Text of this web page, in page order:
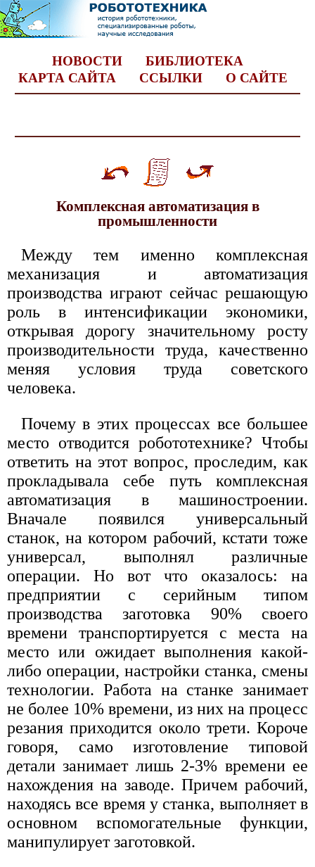
НОВОСТИ
БИБЛИОТЕКА
КАРТА САЙТА
ССЫЛКИ О САЙТЕ
Комплексная автоматизация в
промышленности
Между тем именно комплексная
механизация и автоматизация
производства играют сейчас решающую
роль в интенсификации экономики,
открывая дорогу значительному росту
производительности труда, качественно
меняя условия труда советского
человека.
Почему в этих процессах все большее
место отводится робототехнике? Чтобы
ответить на этот вопрос, проследим, как
прокладывала себе путь комплексная
автоматизация в машиностроении.
Вначале появился универсальный
станок, на котором рабочий, кстати тоже
универсал, выполнял различные
операции. Но вот что оказалось: на
предприятии с серийным типом
производства заготовка 90% своего
времени транспортируется с места на
место или ожидает выполнения какой-
либо операции, настройки станка, смены
технологии. Работа на станке занимает
не более 10% времени, из них на процесс
резания приходится около трети. Короче
говоря, само изготовление типовой
детали занимает лишь 2-3% времени ее
нахождения на заводе. Причем рабочий,
находясь все время у станка, выполняет в
основном вспомогательные функции,
манипулирует заготовкой.